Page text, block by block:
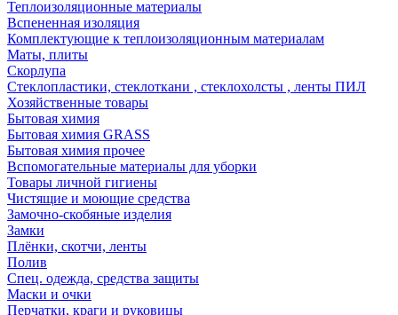
Теплоизоляционные материалы
Вспененная изоляция
Комплектующие к теплоизоляционным материалам
Маты, плиты
Скорлупа
Стеклопластики, стеклоткани , стеклохолсты , ленты ПИЛ
Хозяйственные товары
Бытовая химия
Бытовая химия GRASS
Бытовая химия прочее
Вспомогательные материалы для уборки
Товары личной гигиены
Чистящие и моющие средства
Замочно-скобяные изделия
Замки
Плёнки, скотчи, ленты
Полив
Спец. одежда, средства защиты
Маски и очки
Перчатки, краги и руковицы